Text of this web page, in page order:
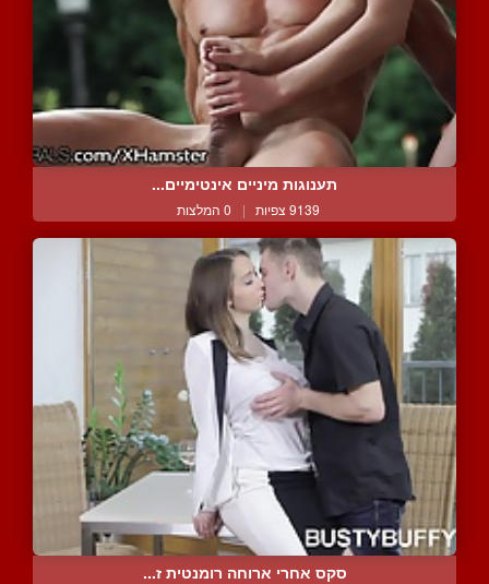
תענוגות מיניים אינטימיים...
9139 צפיות | 0 המלצות
סקס אחרי ארוחה רומנטית ז...